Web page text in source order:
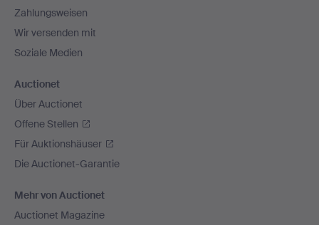
Zahlungsweisen
Wir versenden mit
Soziale Medien
Auctionet
Über Auctionet
Offene Stellen
Für Auktionshäuser
Die Auctionet-Garantie
Mehr von Auctionet
Auctionet Magazine